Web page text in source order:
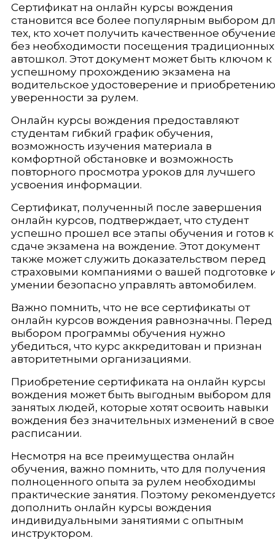
Сертификат на онлайн курсы вождения
становится все более популярным выбором
тех, кто хочет получить качественное
без необходимости посещения традиционных
автошкол. Этот документ может быть ключом к
успешному прохождению экзамена на
водительское удостоверение и приобретению
уверенности за рулем.
Онлайн курсы вождения предоставляют
студентам гибкий график обучения,
возможность изучения материала в
комфортной обстановке и возможность
повторного просмотра уроков для лучшего
усвоения информации.
Сертификат, полученный после завершения
онлайн курсов, подтверждает, что студент
успешно прошел все этапы обучения и готов к
сдаче экзамена на вождение. Этот документ
также может служить доказательством перед
страховыми компаниями о вашей подготовке
умении безопасно управлять автомобилем.
Важно помнить, что не все сертификаты от
онлайн курсов вождения равнозначны. Перед
выбором программы обучения нужно
убедиться, что курс аккредитован и признан
авторитетными организациями.
Приобретение сертификата на онлайн курсы
вождения может быть выгодным выбором для
занятых людей, которые хотят освоить навыки
вождения без значительных изменений в
расписании.
Несмотря на все преимущества онлайн
обучения, важно помнить, что для получения
полноценного опыта за рулем необходимы
практические занятия. Поэтому
дополнить онлайн курсы вождения
индивидуальными занятиями с опытным
инструктором.